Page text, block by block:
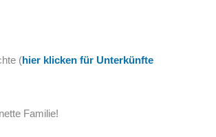
(hier klicken für Unterkünfte
Familie!